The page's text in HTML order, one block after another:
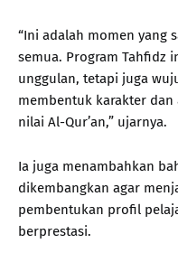
“Ini adalah momen yang
semua. Program Tahfidz
unggulan, tetapi juga
membentuk karakter
nilai Al-Qur’an,” ujarnya.
Ia juga menambahkan
dikembangkan agar
pembentukan profil
berprestasi.